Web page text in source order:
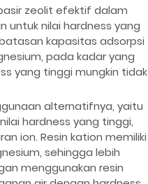
zeolit efektif dalam
untuk nilai hardness yang
kapasitas adsorpsi
pada kadar yang
yang tinggi mungkin tidak
alternatifnya, yaitu
hardness yang tinggi,
ion. Resin kation memiliki
sehingga lebih
menggunakan resin